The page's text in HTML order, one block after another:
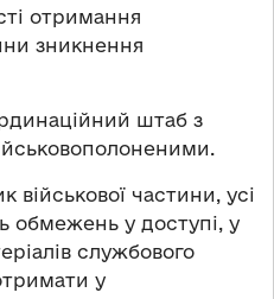
отримання
зникнення
штаб з
військової частини, усі
обмежень у доступі, у
службового
у